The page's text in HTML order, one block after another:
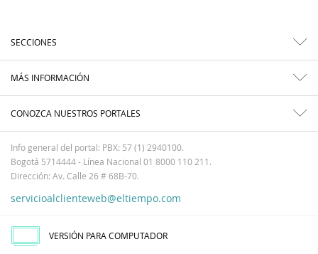
SECCIONES
MÁS INFORMACIÓN
CONOZCA NUESTROS PORTALES
Info general del portal: PBX: 57 (1) 2940100.
Bogotá 5714444 - Línea Nacional 01 8000 110 211.
Dirección: Av. Calle 26 # 68B-70.
servicioalclienteweb@eltiempo.com
VERSIÓN PARA COMPUTADOR